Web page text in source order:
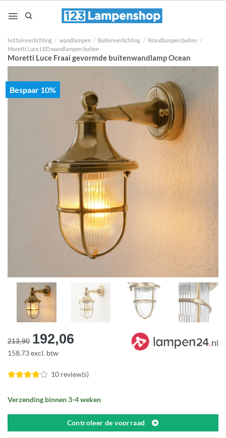
naar
led tuinverlichting / wandlampen / Buitenverlichting / Wandlampen buiten /
Moretti Luce LED wandlampen buiten
Moretti Luce Fraai gevormde buitenwandlamp Ocean
Bespaar 10%
213,90 Oorspronkelijke
prijs
€213,90.
192,06
€192,06.
158.73 excl. btw
10 review(s)
Verzending binnen 3-4 weken
Controleer de voorraad